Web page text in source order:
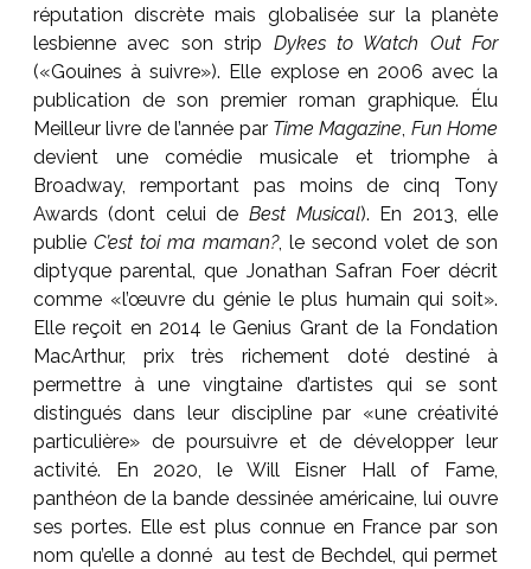
réputation discrète mais globalisée sur la planète
lesbienne avec son strip Dykes to Watch Out For
(«Gouines à suivre»). Elle explose en 2006 avec la
publication de son premier roman graphique. Élu
Meilleur livre de l’année par Time Magazine, Fun Home
devient une comédie musicale et triomphe à
Broadway, remportant pas moins de cinq Tony
Awards (dont celui de Best Musical). En 2013, elle
publie C’est toi ma maman?, le second volet de son
diptyque parental, que Jonathan Safran Foer décrit
comme «l’œuvre du génie le plus humain qui soit».
Elle reçoit en 2014 le Genius Grant de la Fondation
MacArthur, prix très richement doté destiné à
permettre à une vingtaine d’artistes qui se sont
distingués dans leur discipline par «une créativité
particulière» de poursuivre et de développer leur
activité. En 2020, le Will Eisner Hall of Fame,
panthéon de la bande dessinée américaine, lui ouvre
ses portes. Elle est plus connue en France par son
nom qu’elle a donné au test de Bechdel, qui permet